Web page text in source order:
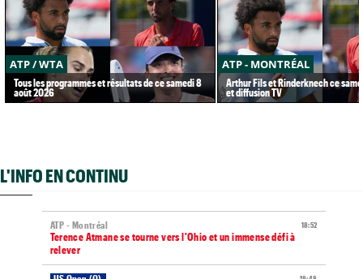
ATP / WTA
Tous les programmes et résultats de ce samedi 8
août 2026
ATP - MONTRÉAL
Arthur Fils et Rinderknech ce
et diffusion TV
L'INFO EN CONTINU
18:52
ATP - Montréal
Terence Atmane se tourne vers l'Ohio et un immense défi à
relever